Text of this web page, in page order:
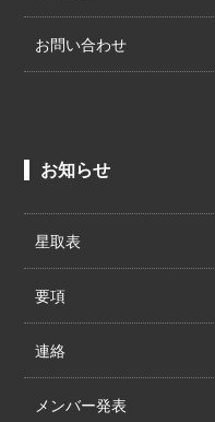
お問い合わせ
お知らせ
星取表
要項
連絡
メンバー発表